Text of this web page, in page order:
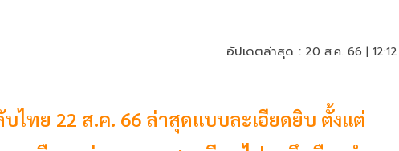
อัปเดตล่าสุด : 20 ส.ค. 66 |
ทย 22 ส.ค. 66 ล่าสุดแบบละเอียดยิบ ตั้งแต่